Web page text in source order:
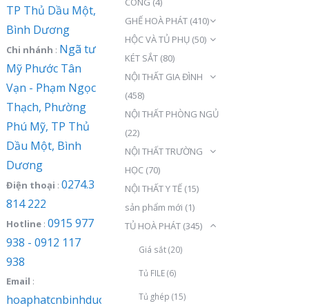
TP Thủ Dầu Một,
Bình Dương
Chi nhánh : Ngã tư
Mỹ Phước Tân
Vạn - Phạm Ngọc
Thạch, Phường
Phú Mỹ, TP Thủ
Dầu Một, Bình
Dương
Điện thoại : 0274.3
814 222
Hotline: 0915 977
938 - 0912 117
938
Email :
hoaphatcnbinhduong@gmail.com
GHẾ HOÀ PHÁT (410)
HỘC VÀ TỦ PHỤ (50)
KÉT SẮT (80)
NỘI THẤT GIA ĐÌNH
(458)
NỘI THẤT PHÒNG NGỦ
(22)
NỘI THẤT TRƯỜNG
HỌC (70)
NỘI THẤT Y TẾ (15)
sản phẩm mới (1)
TỦ HOÀ PHÁT (345)
Giá sắt(20)
Tủ FILE(6)
Tủ ghép (15)